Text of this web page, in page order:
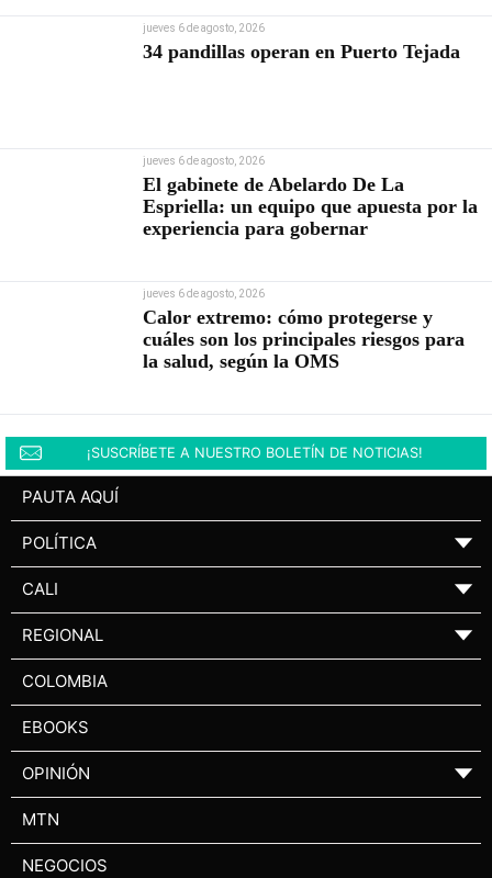
jueves 6 de agosto, 2026
34 pandillas operan en Puerto Tejada
jueves 6 de agosto, 2026
El gabinete de Abelardo De La
Espriella: un equipo que apuesta por la
experiencia para gobernar
jueves 6 de agosto, 2026
Calor extremo: cómo protegerse y
cuáles son los principales riesgos para
la salud, según la OMS
¡SUSCRÍBETE A NUESTRO BOLETÍN DE NOTICIAS!
PAUTA AQUÍ
POLÍTICA ▼
CALI ▼
REGIONAL ▼
COLOMBIA
EBOOKS
OPINIÓN ▼
MTN
NEGOCIOS